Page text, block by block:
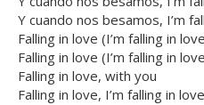
Y cuando nos besamos, I’m
Falling in love (I’m falling in
Falling in love (I’m falling in
Falling in love, with you
Falling in love, I’m falling in